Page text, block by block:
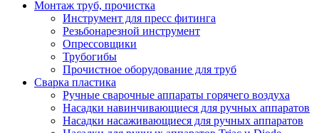
Монтаж труб, прочистка
Инструмент для пресс фитинга
Резьбонарезной инструмент
Опрессовщики
Трубогибы
Прочистное оборудование для труб
Сварка пластика
Ручные сварочные аппараты горячего воздуха
Насадки навинчивающиеся для ручных аппаратов
Насадки насаживающиеся для ручных аппаратов